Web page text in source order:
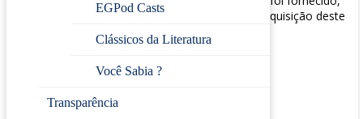
EGPod Casts
Clássicos da Literatura
Você Sabia ?
Transparência